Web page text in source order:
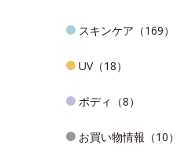
スキンケア（169）
UV（18）
ボディ（8）
お買い物情報（10）